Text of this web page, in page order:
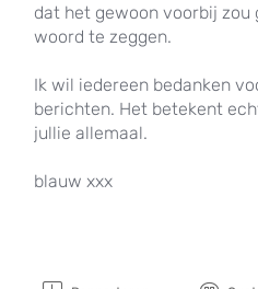
dat het gewoon voorbij zou
woord te zeggen.
Ik wil iedereen bedanken
berichten. Het betekent
jullie allemaal.
blauw xxx